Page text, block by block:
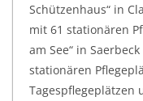
Schützenhaus“ in
mit 61 stationären
am See“ in
stationären
Tagespflegeplätzen